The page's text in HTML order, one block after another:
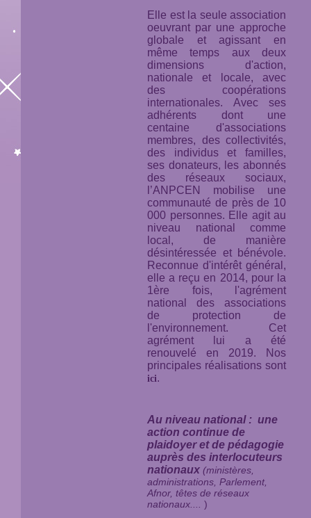
Elle est la seule association
oeuvrant par une approche
globale et agissant en
même temps aux deux
dimensions d'action,
nationale et locale, avec
des coopérations
internationales. Avec ses
adhérents dont une
centaine d'associations
membres, des collectivités,
des individus et familles,
ses donateurs, les abonnés
des réseaux sociaux,
l’ANPCEN mobilise une
communauté de près de 10
000 personnes. Elle agit au
niveau national comme
local, de manière
désintéressée et bénévole.
Reconnue d'intérêt général,
elle a reçu en 2014, pour la
1ère fois, l'agrément
national des associations
de protection de
l'environnement. Cet
agrément lui a été
renouvelé en 2019. Nos
principales réalisations sont
ici.
Au niveau national : une
action continue de
plaidoyer et de pédagogie
auprès des interlocuteurs
nationaux (ministères,
administrations, Parlement,
Afnor, têtes de réseaux
nationaux....
)